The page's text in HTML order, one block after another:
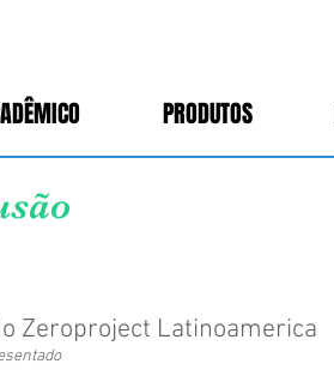
PRODUTOS
Zeroproject Latinoamerica